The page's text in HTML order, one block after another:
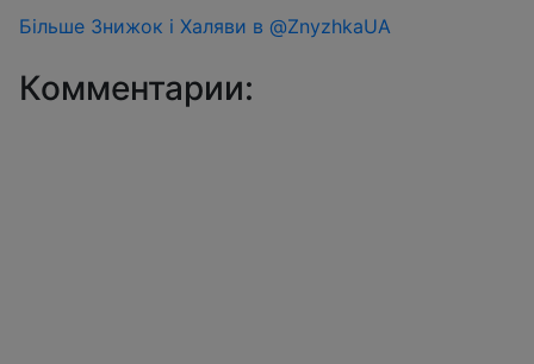
Більше Знижок і Халяви в @ZnyzhkaUA
Комментарии: